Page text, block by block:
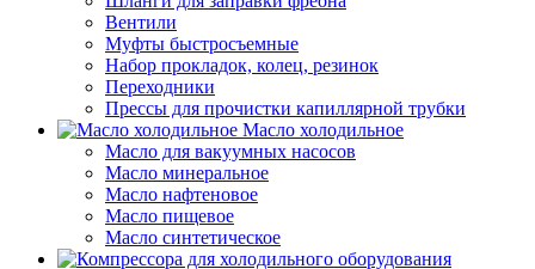
Вентили
Муфты быстросъемные
Набор прокладок, колец, резинок
Переходники
Прессы для прочистки капиллярной трубки
Масло холодильное
Масло для вакуумных насосов
Масло минеральное
Масло нафтеновое
Масло пищевое
Масло синтетическое